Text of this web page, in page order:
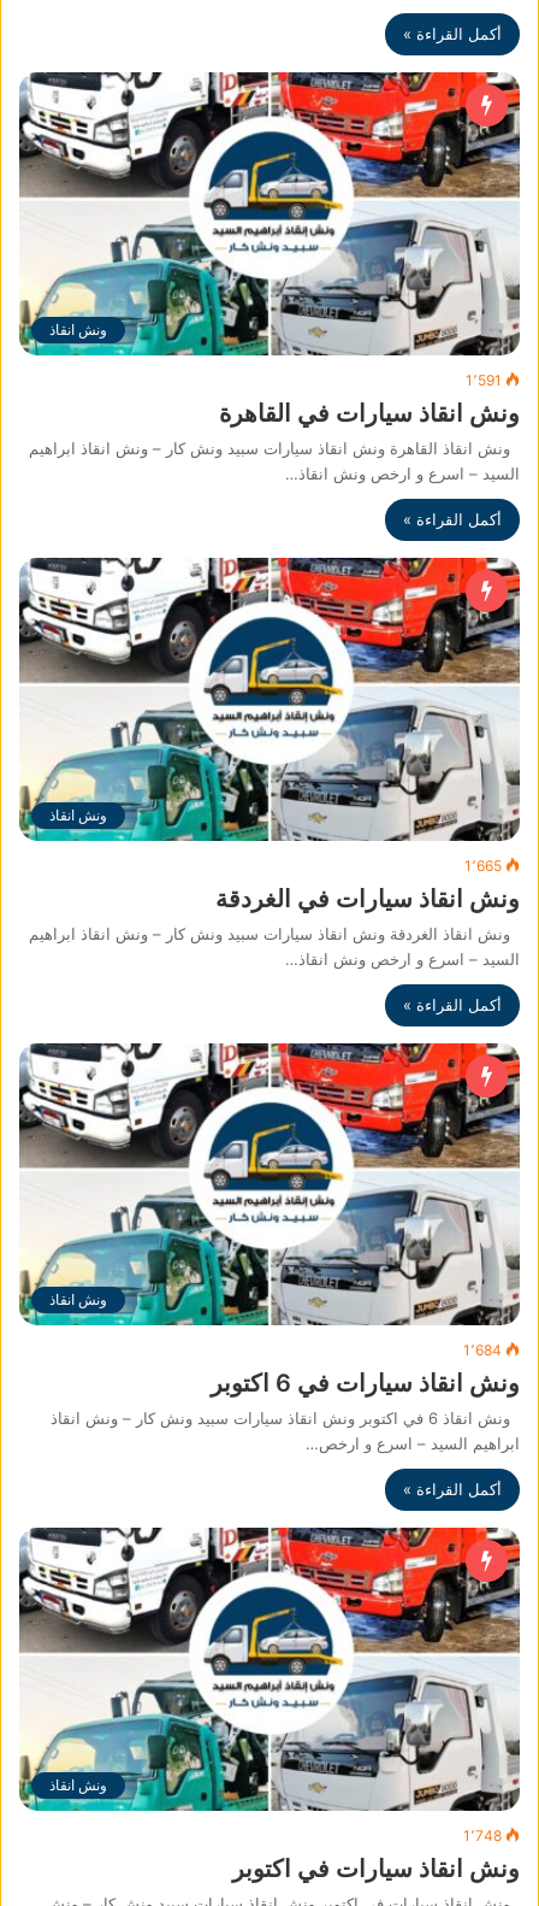
أكمل القراءة »
ونش انقاذ
1٬591
ونش انقاذ سيارات في القاهرة
ونش انقاذ القاهرة ونش انقاذ سيارات سبيد ونش كار – ونش انقاذ ابراهيم
السيد – اسرع و ارخص ونش انقاذ…
أكمل القراءة »
ونش انقاذ
1٬665
ونش انقاذ سيارات في الغردقة
ونش انقاذ الغردقة ونش انقاذ سيارات سبيد ونش كار – ونش انقاذ ابراهيم
السيد – اسرع و ارخص ونش انقاذ…
أكمل القراءة »
ونش انقاذ
1٬684
ونش انقاذ سيارات في 6 اكتوبر
ونش انقاذ 6 في اكتوبر ونش انقاذ سيارات سبيد ونش كار – ونش انقاذ
ابراهيم السيد – اسرع و ارخص…
أكمل القراءة »
ونش انقاذ
1٬748
ونش انقاذ سيارات في اكتوبر